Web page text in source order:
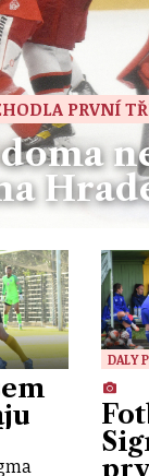
PRVNÍ
DALY